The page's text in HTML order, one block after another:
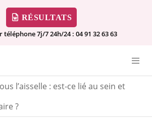
RÉSULTATS
téléphone 7j/7 24h/24 : 04 91 32 63 63
l’aisselle : est-ce lié au sein et
?